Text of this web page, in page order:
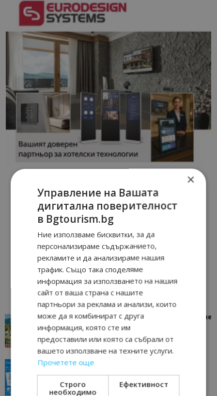
“Пощенска картичка от…”: Петрич – Изживяване
отвъд очакваното
Петрич 11/07/2026 11:22
“Пощенска картичка от…”: Пловдив, градът на
Пловдив 23/06/2026 10:00
×
Управление на Вашата
дигитална поверителност
в Bgtourism.bg
Ние използваме бисквитки, за да
персонализираме съдържанието,
рекламите и да анализираме нашия
трафик. Също така споделяме
информация за използването на нашия
сайт от ваша страна с нашите
партньори за реклама и анализи, които
може да я комбинират с друга
информация, която сте им
предоставили или която са събрали от
вашето използване на техните услуги.
Прочетете още
Строго
необходимо
Ефективност